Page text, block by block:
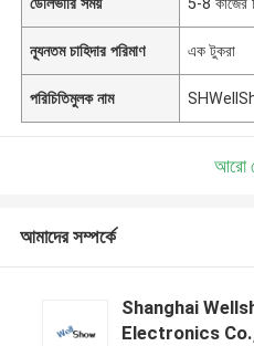
ন্যূনতম চাহিদার পরিমাণ এক টুকরা
পরিচিতিমুলক নাম
আরো
আমাদের সম্পর্কে
Shanghai
Electronics